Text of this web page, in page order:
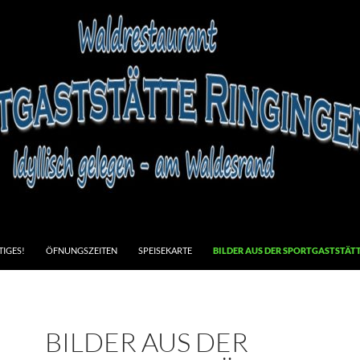
ÖFNUNGSZEITEN SPEISEKARTE BILDER AUS DER
BILDER AUS DER